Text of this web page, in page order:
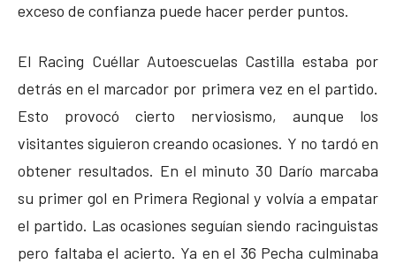
exceso de confianza puede hacer perder puntos.
El Racing Cuéllar Autoescuelas Castilla estaba por
detrás en el marcador por primera vez en el partido.
Esto provocó cierto nerviosismo, aunque los
visitantes siguieron creando ocasiones. Y no tardó en
obtener resultados. En el minuto 30 Darío marcaba
su primer gol en Primera Regional y volvía a empatar
el partido. Las ocasiones seguían siendo racinguistas
pero faltaba el acierto. Ya en el 36 Pecha culminaba